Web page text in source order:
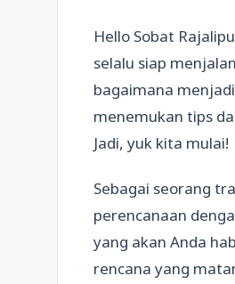
Hello Sobat
selalu siap
bagaimana
menemukan tips
Jadi, yuk kita mulai!
Sebagai seorang
perencanaan
yang akan Anda
rencana yang